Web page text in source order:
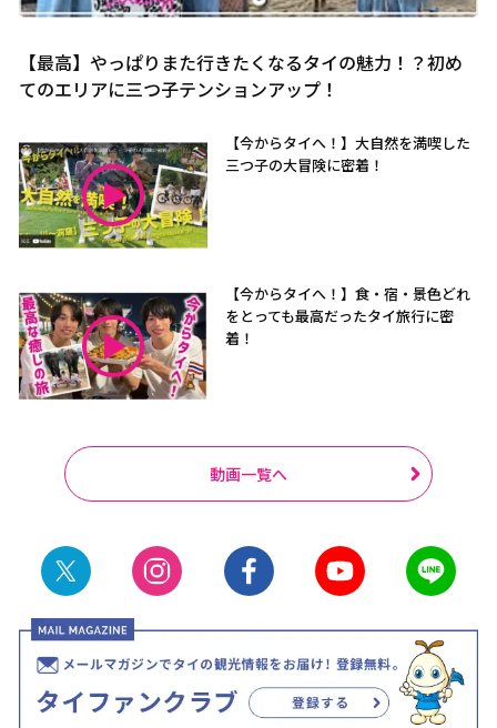
【最高】やっぱりまた行きたくなるタイの魅力！？初め
てのエリアに三つ子テンションアップ！
【今からタイへ！】大自然を満喫した
三つ子の大冒険に密着！
【今からタイへ！】食・宿・景色どれ
をとっても最高だったタイ旅行に密
着！
動画一覧へ